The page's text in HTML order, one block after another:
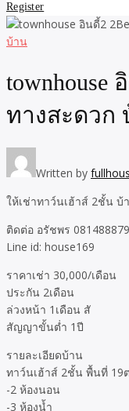
Register
บ้าน
townhouse
ทางสะดวก
Written by
ให้เช่าทาว์นเฮ้าส์ 2ชั้น บ้
ติดต่อ อรัชพร
Line id: house169
ราคาเช่า 30,000/เดือน
ประกัน 2เดือน
ล่วงหน้า 1เดือน สั
สัญญาขั้นต่ำ 1ปี
รายละเอียดบ้าน
ทาว์นเฮ้าส์ 2ชั้น พื้นที่ 19
-2 ห้องนอน
-3 ห้องน้ำ